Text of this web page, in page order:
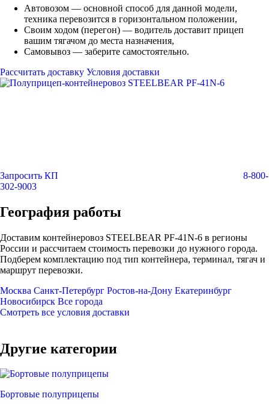
Автовозом — основной способ для данной модели,
техника перевозится в горизонтальном положении,
Своим ходом (перегон) — водитель доставит прицеп
вашим тягачом до места назначения,
Самовывоз — заберите самостоятельно.
Рассчитать доставку Условия доставки
Запросить КП
8-800-
302-9003
География работы
Доставим контейнеровоз STEELBEAR PF-41N-6 в регионы
России и рассчитаем стоимость перевозки до нужного города.
Подберем комплектацию под тип контейнера, терминал, тягач и
маршрут перевозки.
Москва Санкт-Петербург Ростов-на-Дону Екатеринбург
Новосибирск Все города
Смотреть все условия доставки
Другие категории
Бортовые полуприцепы